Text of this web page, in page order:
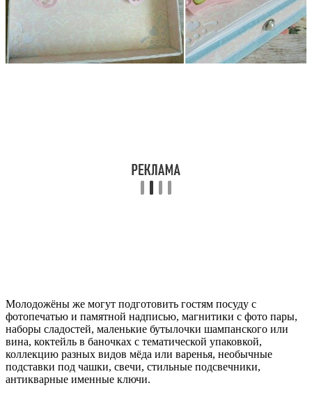
Молодожёны же могут подготовить гостям посуду с
фотопечатью и памятной надписью, магнитики с фото пары,
наборы сладостей, маленькие бутылочки шампанского или
вина, коктейль в баночках с тематической упаковкой,
коллекцию разных видов мёда или варенья, необычные
подставки под чашки, свечи, стильные подсвечники,
антикварные именные ключи.